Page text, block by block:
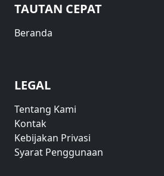
TAUTAN CEPAT
Beranda
LEGAL
Tentang Kami
Kontak
Kebijakan Privasi
Syarat Penggunaan